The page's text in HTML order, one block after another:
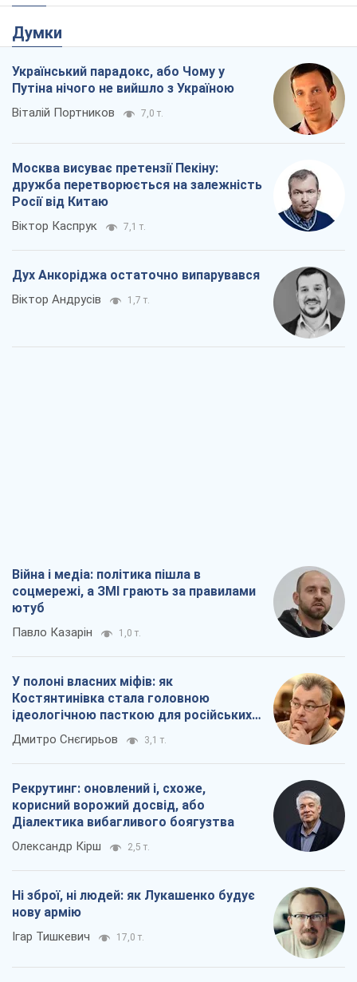
Думки
Український парадокс, або Чому у
Путіна нічого не вийшло з Україною
Віталій Портников 7,0 т.
Москва висуває претензії Пекіну:
дружба перетворюється на залежність
Росії від Китаю
Віктор Каспрук 7,1 т.
Дух Анкоріджа остаточно випарувався
Віктор Андрусів 1,7 т.
Війна і медіа: політика пішла в
соцмережі, а ЗМІ грають за правилами
ютуб
Павло Казарін 1,0 т.
У полоні власних міфів: як
Костянтинівка стала головною
ідеологічною пасткою для російських
окупантів
Дмитро Снєгирьов 3,1 т.
Рекрутинг: оновлений і, схоже,
корисний ворожий досвід, або
Діалектика вибагливого боягузтва
Олександр Кірш 2,5 т.
Ні зброї, ні людей: як Лукашенко будує
нову армію
Ігар Тишкевич 17,0 т.